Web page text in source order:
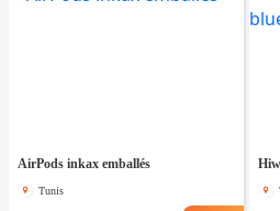
AirPods inkax emballés
Tunis